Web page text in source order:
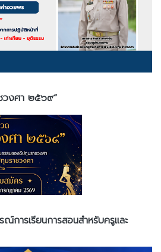
วงศา ๒๕๖๙”
การเรียนการสอนสำหรับครูและ